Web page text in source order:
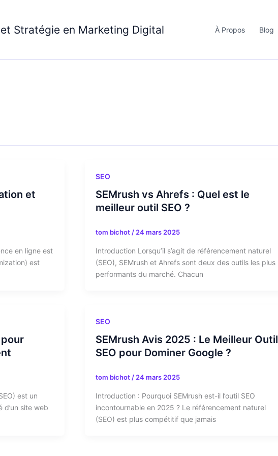
et Stratégie en Marketing Digital À Propos Blog
et
en ligne est
est
SEO
SEMrush vs Ahrefs : Quel est le
meilleur outil SEO ?
tom bichot / 24 mars 2025
Introduction Lorsqu’il s’agit de référencement naturel
(SEO), SEMrush et Ahrefs sont deux des outils les plus
performants du marché. Chacun
est un
d’un site web
SEO
SEMrush Avis 2025 : Le Meilleur Outil
SEO pour Dominer Google ?
tom bichot / 24 mars 2025
Introduction : Pourquoi SEMrush est-il l’outil SEO
incontournable en 2025 ? Le référencement naturel
(SEO) est plus compétitif que jamais